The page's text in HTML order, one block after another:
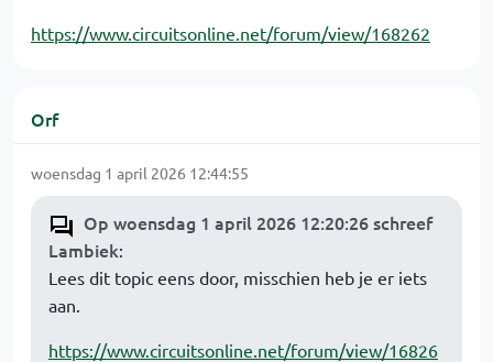
https://www.circuitsonline.net/forum/view/168262
Orf
woensdag 1 april 2026 12:44:55
Op woensdag 1 april 2026 12:20:26 schreef
Lambiek:
Lees dit topic eens door, misschien heb je er iets
aan.
https://www.circuitsonline.net/forum/view/16826